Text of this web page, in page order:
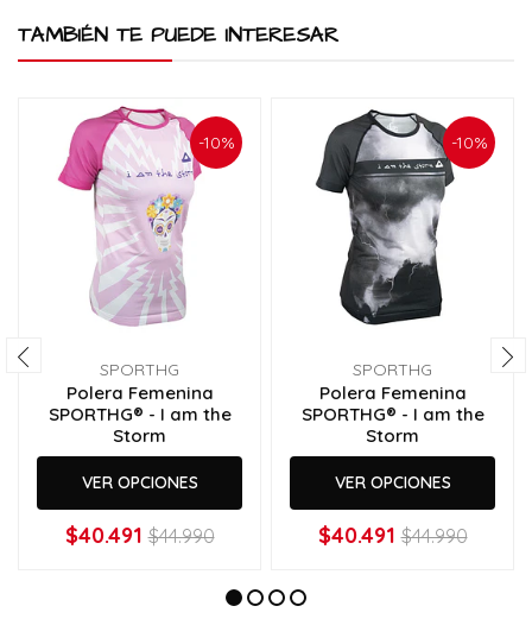
TAMBIÉN TE PUEDE INTERESAR
-10%
SPORTHG
Polera Femenina
SPORTHG® - I am the
Storm
VER OPCIONES
$40.491 $44.990
-10%
SPORTHG
Polera Femenina
SPORTHG® - I am the
Storm
VER OPCIONES
$40.491 $44.990